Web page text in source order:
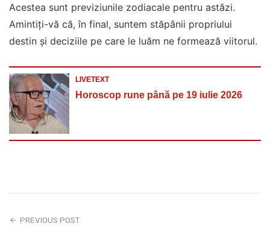
Acestea sunt previziunile zodiacale pentru astăzi.
Amintiți-vă că, în final, suntem stăpânii propriului
destin și deciziile pe care le luăm ne formează viitorul.
LIVETEXT
Horoscop rune până pe 19 iulie 2026
PREVIOUS POST